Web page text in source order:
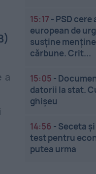
a
15:17 - PSD
european de
susține
cărbune. Crit...
15:05 -
datorii la stat.
ghișeu
14:56 - Seceta
test pentru
putea urma